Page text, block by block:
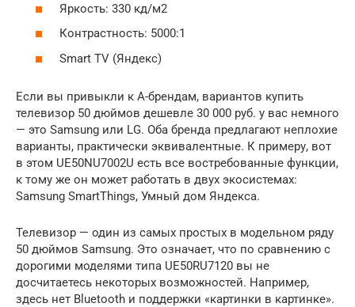
Яркость: 330 кд/м2
Контрастность: 5000:1
Smart TV (Яндекс)
Если вы привыкли к А-брендам, вариантов купить
телевизор 50 дюймов дешевле 30 000 руб. у вас немного
— это Samsung или LG. Оба бренда предлагают неплохие
варианты, практически эквивалентные. К примеру, вот
в этом UE50NU7002U есть все востребованные функции,
к тому же он может работать в двух экосистемах:
Samsung SmartThings, Умный дом Яндекса.
Телевизор — один из самых простых в модельном ряду
50 дюймов Samsung. Это означает, что по сравнению с
дорогими моделями типа UE50RU7120 вы не
досчитаетесь некоторых возможностей. Например,
здесь нет Bluetooth и поддержки «картинки в картинке».